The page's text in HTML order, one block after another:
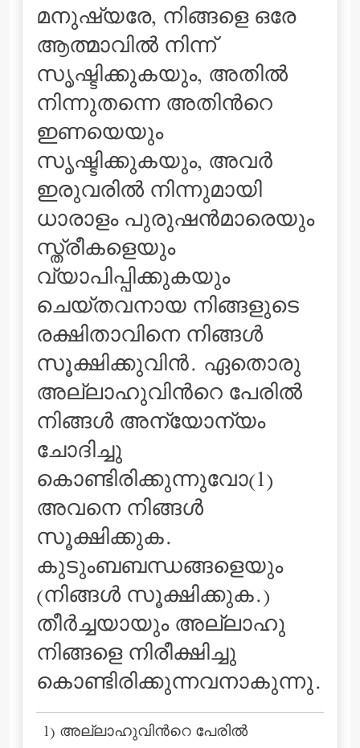
മനുഷ്യരേ, നിങ്ങളെ ഒരേ
ആത്മാവില്‍ നിന്ന്
സൃഷ്ടിക്കുകയും, അതില്‍
നിന്നുതന്നെ അതിന്‍റെ
ഇണയെയും
സൃഷ്ടിക്കുകയും, അവര്‍
ഇരുവരില്‍ നിന്നുമായി
ധാരാളം പുരുഷന്‍മാരെയും
സ്ത്രീകളെയും
വ്യാപിപ്പിക്കുകയും
ചെയ്തവനായ നിങ്ങളുടെ
രക്ഷിതാവിനെ നിങ്ങള്‍
സൂക്ഷിക്കുവിന്‍. ഏതൊരു
അല്ലാഹുവിന്‍റെ പേരില്‍
നിങ്ങള്‍ അന്യോന്യം
ചോദിച്ചു
കൊണ്ടിരിക്കുന്നുവോ(1)
അവനെ നിങ്ങള്‍
സൂക്ഷിക്കുക.
കുടുംബബന്ധങ്ങളെയും
(നിങ്ങള്‍ സൂക്ഷിക്കുക.)
തീര്‍ച്ചയായും അല്ലാഹു
നിങ്ങളെ നിരീക്ഷിച്ചു
കൊണ്ടിരിക്കുന്നവനാകുന്നു.
1) അല്ലാഹുവിന്‍റെ പേരില്‍